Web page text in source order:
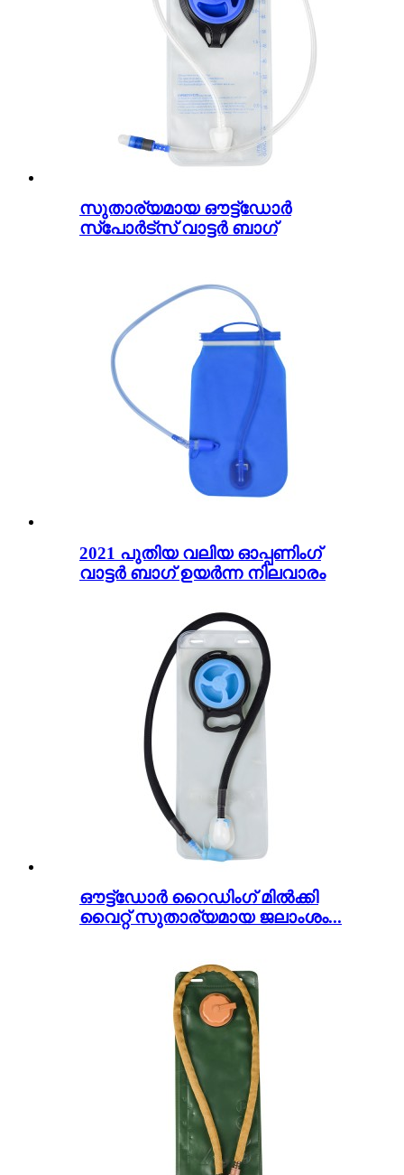
സുതാര്യമായ ഔട്ട്ഡോർ
സ്പോർട്സ് വാട്ടർ ബാഗ്
2021 പുതിയ വലിയ ഓപ്പണിംഗ്
വാട്ടർ ബാഗ് ഉയർന്ന നിലവാരം
ഔട്ട്‌ഡോർ റൈഡിംഗ് മിൽക്കി
വൈറ്റ് സുതാര്യമായ ജലാംശം...